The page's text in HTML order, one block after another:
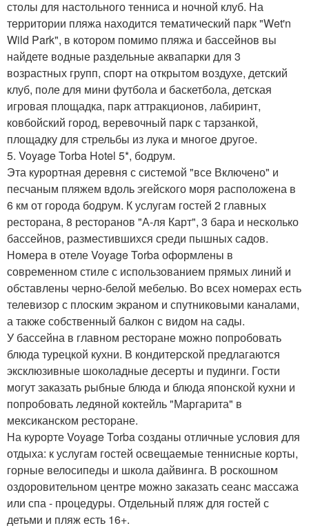
столы для настольного тенниса и ночной клуб. На
территории пляжа находится тематический парк "Wet'n
Wild Park", в котором помимо пляжа и бассейнов вы
найдете водные раздельные аквапарки для 3
возрастных групп, спорт на открытом воздухе, детский
клуб, поле для мини футбола и баскетбола, детская
игровая площадка, парк аттракционов, лабиринт,
ковбойский город, веревочный парк с тарзанкой,
площадку для стрельбы из лука и многое другое.
5. Voyage Torba Hotel 5*, бодрум.
Эта курортная деревня с системой "все Включено" и
песчаным пляжем вдоль эгейского моря расположена в
6 км от города бодрум. К услугам гостей 2 главных
ресторана, 8 ресторанов "А-ля Карт", 3 бара и несколько
бассейнов, разместившихся среди пышных садов.
Номера в отеле Voyage Torba оформлены в
современном стиле с использованием прямых линий и
обставлены черно-белой мебелью. Во всех номерах есть
телевизор с плоским экраном и спутниковыми каналами,
а также собственный балкон с видом на сады.
У бассейна в главном ресторане можно попробовать
блюда турецкой кухни. В кондитерской предлагаются
эксклюзивные шоколадные десерты и пудинги. Гости
могут заказать рыбные блюда и блюда японской кухни и
попробовать ледяной коктейль "Маргарита" в
мексиканском ресторане.
На курорте Voyage Torba созданы отличные условия для
отдыха: к услугам гостей освещаемые теннисные корты,
горные велосипеды и школа дайвинга. В роскошном
оздоровительном центре можно заказать сеанс массажа
или спа - процедуры. Отдельный пляж для гостей с
детьми и пляж есть 16+.